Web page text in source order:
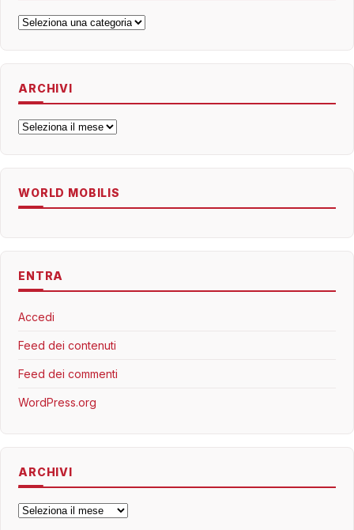
Categorie
ARCHIVI
Archivi
WORLD MOBILIS
ENTRA
Accedi
Feed dei contenuti
Feed dei commenti
WordPress.org
ARCHIVI
Archivi